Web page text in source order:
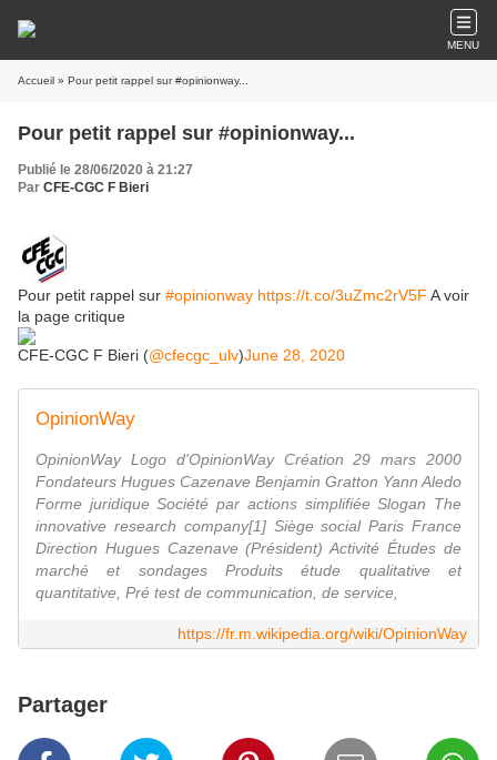
MENU
Accueil » Pour petit rappel sur #opinionway...
Pour petit rappel sur #opinionway...
Publié le 28/06/2020 à 21:27
Par CFE-CGC F Bieri
Pour petit rappel sur #opinionway https://t.co/3uZmc2rV5F A voir
la page critique
CFE-CGC F Bieri (@cfecgc_ulv)June 28, 2020
OpinionWay
OpinionWay Logo d'OpinionWay Création 29 mars 2000
Fondateurs Hugues Cazenave Benjamin Gratton Yann Aledo
Forme juridique Société par actions simplifiée Slogan The
innovative research company[1] Siège social Paris France
Direction Hugues Cazenave (Président) Activité Études de
marché et sondages Produits étude qualitative et
quantitative, Pré test de communication, de service,
https://fr.m.wikipedia.org/wiki/OpinionWay
Partager